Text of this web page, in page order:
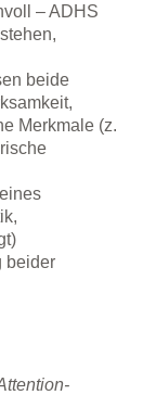
– ADHS
beide
Merkmale (z.
beider